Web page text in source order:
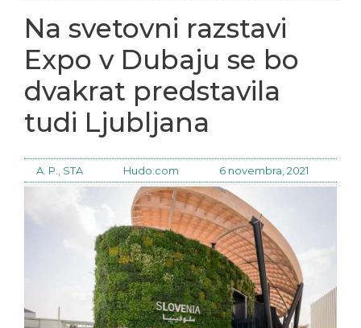
Na svetovni razstavi
Expo v Dubaju se bo
dvakrat predstavila
tudi Ljubljana
A. P., STA Hudo.com 6 novembra, 2021